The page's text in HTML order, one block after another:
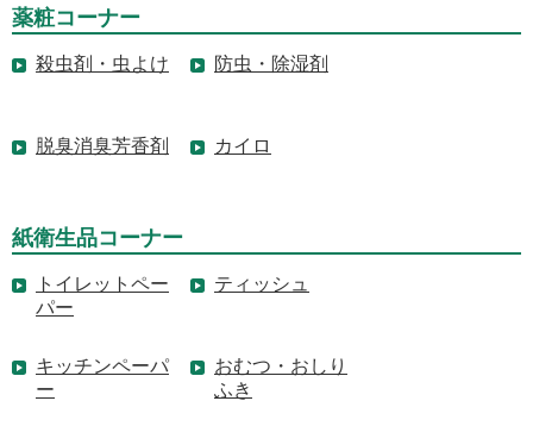
薬粧コーナー
殺虫剤・虫よけ 防虫・除湿剤
脱臭消臭芳香剤 カイロ
紙衛生品コーナー
トイレットペー
パー
ティッシュ
キッチンペーパ
ー
おむつ・おしり
ふき